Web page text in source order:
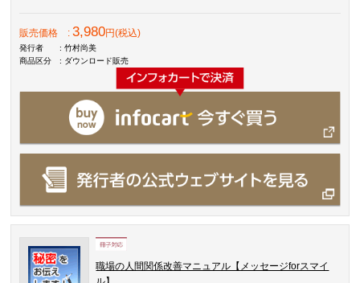
販売価格 :3,980円(税込)
発行者
: 竹村尚美
商品区分
: ダウンロード販売
職場の人間関係改善マニュアル【メッセージforスマイ